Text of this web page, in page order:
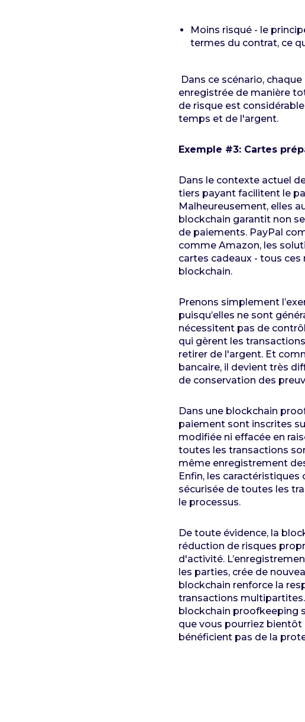
Moins risqué - le
termes du contrat, ce
Dans ce scénario,
enregistrée de manière
de risque est
temps et de l'argent.
Exemple #3: Cartes
Dans le contexte actuel
tiers payant facilitent le
Malheureusement, elles
blockchain garantit non
de paiements. PayPal
comme Amazon, les
cartes cadeaux - tous
blockchain.
Prenons simplement
puisqu’elles ne sont
nécessitent pas de
qui gèrent les
retirer de l'argent. Et
bancaire, il devient très
de conservation des
Dans une blockchain
paiement sont inscrites
modifiée ni effacée en
toutes les transactions
même enregistrement
Enfin, les
sécurisée de toutes les
le processus.
De toute évidence, la
réduction de risques
d'activité.
les parties, crée de
blockchain renforce la
transactions
blockchain proofkeeping
que vous pourriez bientôt
bénéficient pas de la